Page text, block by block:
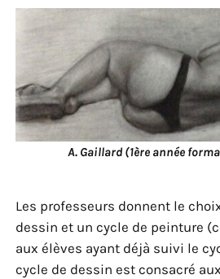
A. Gaillard (1ère année
Les professeurs donnent le
dessin et un cycle de peinture
aux élèves ayant déjà suivi le
cycle de dessin est consacré